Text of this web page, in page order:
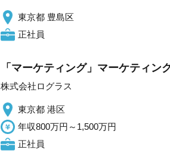
東京都 豊島区
正社員
「マーケティング」マーケティ
株式会社ログラス
東京都 港区
年収800万円～1,500万円
正社員